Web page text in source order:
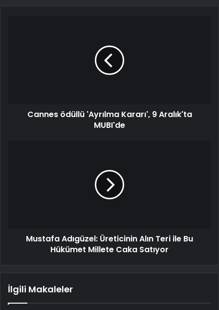
Cannes ödüllü 'Ayrılma Kararı', 9 Aralık'ta
MUBI'de
Mustafa Adıgüzel: Üreticinin Alın Teri ile Bu
Hükümet Millete Caka Satıyor
İlgili Makaleler